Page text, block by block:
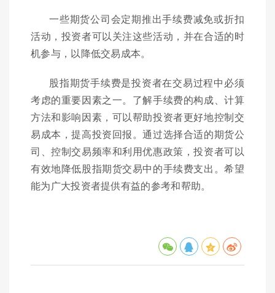
一些期货公司会定期推出手续费减免或折扣
活动，投资者可以关注这些活动，并在合适的时
机参与，以降低交易成本。
股指期货手续费是投资者在交易过程中必须
考虑的重要因素之一。了解手续费的构成、计算
方法和影响因素，可以帮助投资者更好地控制交
易成本，提高投资回报。通过选择合适的期货公
司、控制交易频率和利用优惠政策，投资者可以
有效地降低股指期货交易中的手续费支出。希望
能为广大投资者提供有益的参考和帮助。